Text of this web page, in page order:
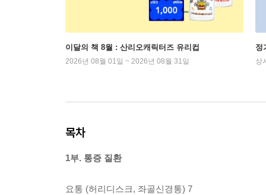
이달의 책 8월 : 산리오캐릭터즈 유리컵
2026년 08월 01일 ~ 2026년 08월 31일
정
상
목차
1부. 통증 질환
요통 (허리디스크, 좌골신경통) 7